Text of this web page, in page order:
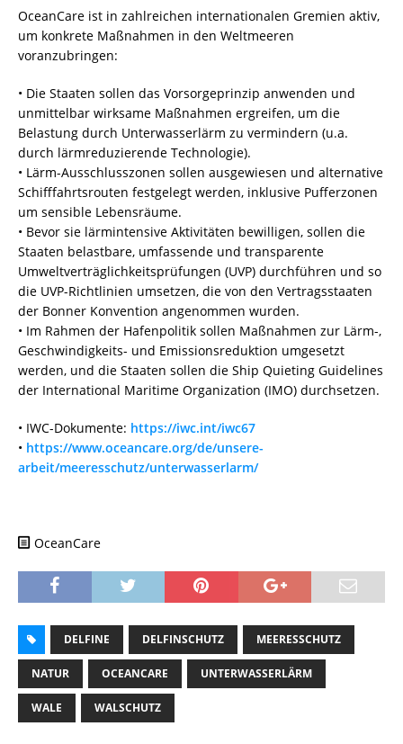
OceanCare ist in zahlreichen internationalen Gremien aktiv,
um konkrete Maßnahmen in den Weltmeeren
voranzubringen:
• Die Staaten sollen das Vorsorgeprinzip anwenden und
unmittelbar wirksame Maßnahmen ergreifen, um die
Belastung durch Unterwasserlärm zu vermindern (u.a.
durch lärmreduzierende Technologie).
• Lärm-Ausschlusszonen sollen ausgewiesen und alternative
Schifffahrtsrouten festgelegt werden, inklusive Pufferzonen
um sensible Lebensräume.
• Bevor sie lärmintensive Aktivitäten bewilligen, sollen die
Staaten belastbare, umfassende und transparente
Umweltverträglichkeitsprüfungen (UVP) durchführen und so
die UVP-Richtlinien umsetzen, die von den Vertragsstaaten
der Bonner Konvention angenommen wurden.
• Im Rahmen der Hafenpolitik sollen Maßnahmen zur Lärm-,
Geschwindigkeits- und Emissionsreduktion umgesetzt
werden, und die Staaten sollen die Ship Quieting Guidelines
der International Maritime Organization (IMO) durchsetzen.
• IWC-Dokumente: https://iwc.int/iwc67
• https://www.oceancare.org/de/unsere-
arbeit/meeresschutz/unterwasserlarm/
OceanCare
DELFINE DELFINSCHUTZ MEERESSCHUTZ
NATUR OCEANCARE UNTERWASSERLÄRM
WALE WALSCHUTZ